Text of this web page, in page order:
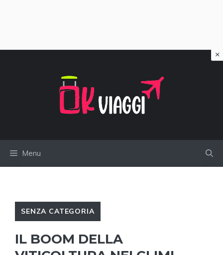
Menu
SENZA CATEGORIA
IL BOOM DELLA
×